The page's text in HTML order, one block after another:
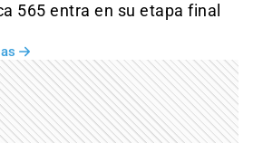
565 entra en su etapa final